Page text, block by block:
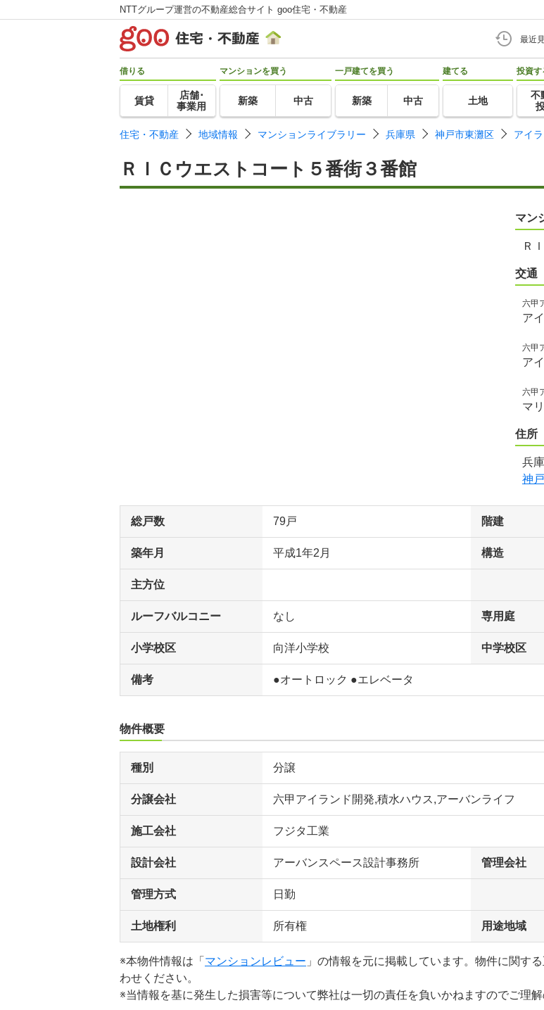
NTTグループ運営の不動産総合サイト goo住宅・不動産
最近
借りる
賃貸
店舗･
事業用
マンションを買う
新築 中古
一戸建てを買う
新築 中古
建てる
土地
投資す
不
住宅・不動産 地域情報 マンションライブラリー 兵庫県 神戸市東灘区 アイ
ＲＩＣウエストコート５番街３番館
マン
Ｒ
交通
六甲
ア
六甲
ア
六甲
マ
住所
兵
神
総戸数 79戸 階建
築年月 平成1年2月 構造
主方位
ルーフバルコニー なし 専用庭
小学校区 向洋小学校 中学校区
備考 ●オートロック ●エレベータ
物件概要
種別 分譲
分譲会社 六甲アイランド開発,積水ハウス,アーバンライフ
施工会社 フジタ工業
設計会社 アーバンスペース設計事務所 管理会社
管理方式 日勤
土地権利 所有権 用途地域
※本物件情報は「 マンションレビュー 」の情報を元に掲載しています。物件に関す
わせください。
※当情報を基に発生した損害等について弊社は一切の責任を負いかねますのでご理解